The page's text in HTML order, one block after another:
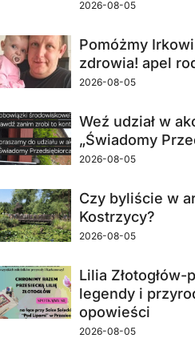
2026-08-05
Pomóżmy
zdrowia! apel
2026-08-05
Weź udział w
„Świadomy
2026-08-05
Czy byliście w
Kostrzycy?
2026-08-05
Lilia
legendy i
opowieści
2026-08-05